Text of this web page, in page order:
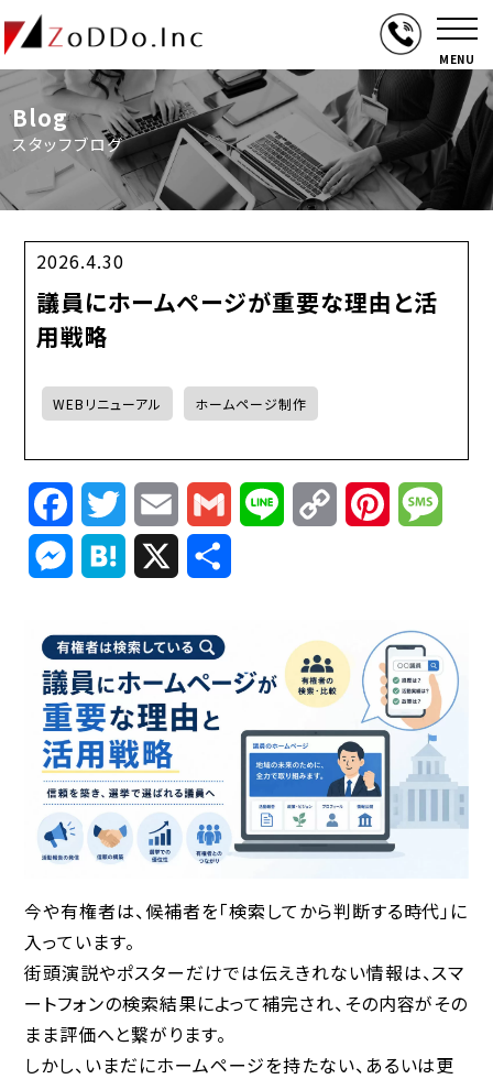
MENU
Blog
スタッフブログ
2026.4.30
議員にホームページが重要な理由と活
用戦略
WEBリニューアル ホームページ制作
FacebookTwitterEmail Gmail Line
Copy
Link
Pinterest
Messenger
Hatena
今や有権者は、候補者を「検索してから判断する時代」に
入っています。
街頭演説やポスターだけでは伝えきれない情報は、スマ
ートフォンの検索結果によって補完され、その内容がその
まま評価へと繋がります。
しかし、いまだにホームページを持たない、あるいは更